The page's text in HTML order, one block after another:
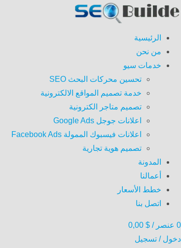
الرئيسية
من نحن
خدمات سيو
تحسين محركات البحث SEO
خدمة تصميم المواقع الالكترونية
تصميم متاجر الكترونية
اعلانات جوجل Google Ads
اعلانات فيسبوك الممولة Facebook Ads
تصميم هوية تجارية
المدونة
أعمالنا
خطط الأسعار
اتصل بنا
0 عنصر /
0,00 $
دخول / تسجيل